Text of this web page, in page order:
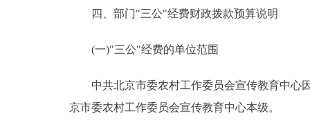
四、部门"三公"经费财政拨款预算说明
(一)"三公"经费的单位范围
中共北京市委农村工作委员会宣传教育中心因
京市委农村工作委员会宣传教育中心本级。